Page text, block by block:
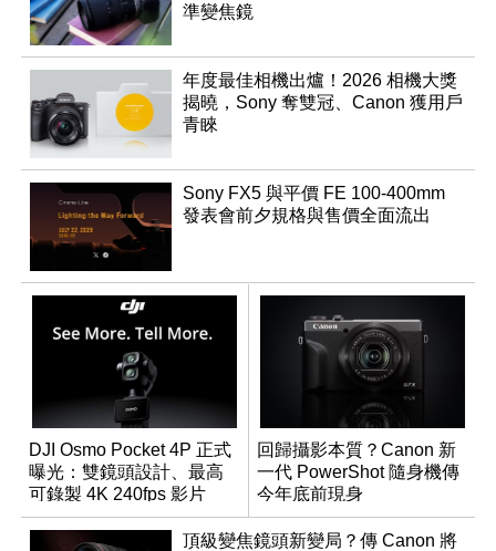
準變焦鏡
年度最佳相機出爐！2026 相機大獎
揭曉，Sony 奪雙冠、Canon 獲用戶
青睞
Sony FX5 與平價 FE 100-400mm
發表會前夕規格與售價全面流出
DJI Osmo Pocket 4P 正式
曝光：雙鏡頭設計、最高
可錄製 4K 240fps 影片
回歸攝影本質？Canon 新
一代 PowerShot 隨身機傳
今年底前現身
頂級變焦鏡頭新變局？傳 Canon 將